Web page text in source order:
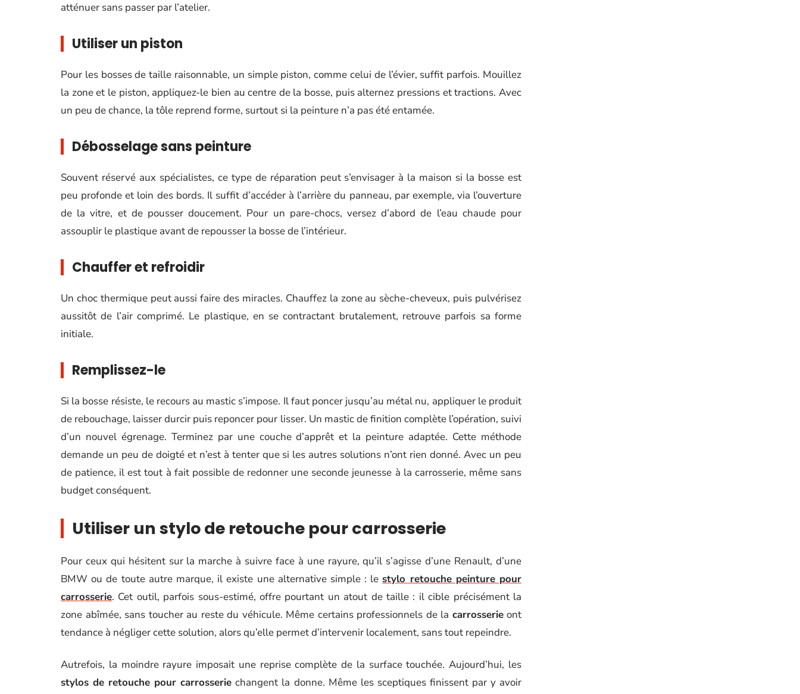
atténuer sans passer par l’atelier.
Utiliser un piston
Pour les bosses de taille raisonnable, un simple piston, comme celui de l’évier, suffit parfois. Mouillez
la zone et le piston, appliquez-le bien au centre de la bosse, puis alternez pressions et tractions. Avec
un peu de chance, la tôle reprend forme, surtout si la peinture n’a pas été entamée.
Débosselage sans peinture
Souvent réservé aux spécialistes, ce type de réparation peut s’envisager à la maison si la bosse est
peu profonde et loin des bords. Il suffit d’accéder à l’arrière du panneau, par exemple, via l’ouverture
de la vitre, et de pousser doucement. Pour un pare-chocs, versez d’abord de l’eau chaude pour
assouplir le plastique avant de repousser la bosse de l’intérieur.
Chauffer et refroidir
Un choc thermique peut aussi faire des miracles. Chauffez la zone au sèche-cheveux, puis pulvérisez
aussitôt de l’air comprimé. Le plastique, en se contractant brutalement, retrouve parfois sa forme
initiale.
Remplissez-le
Si la bosse résiste, le recours au mastic s’impose. Il faut poncer jusqu’au métal nu, appliquer le produit
de rebouchage, laisser durcir puis reponcer pour lisser. Un mastic de finition complète l’opération, suivi
d’un nouvel égrenage. Terminez par une couche d’apprêt et la peinture adaptée. Cette méthode
demande un peu de doigté et n’est à tenter que si les autres solutions n’ont rien donné. Avec un peu
de patience, il est tout à fait possible de redonner une seconde jeunesse à la carrosserie, même sans
budget conséquent.
Utiliser un stylo de retouche pour carrosserie
Pour ceux qui hésitent sur la marche à suivre face à une rayure, qu’il s’agisse d’une Renault, d’une
BMW ou de toute autre marque, il existe une alternative simple : le stylo retouche peinture pour
carrosserie. Cet outil, parfois sous-estimé, offre pourtant un atout de taille : il cible précisément la
zone abîmée, sans toucher au reste du véhicule. Même certains professionnels de la carrosserieont
tendance à négliger cette solution, alors qu’elle permet d’intervenir localement, sans tout repeindre.
Autrefois, la moindre rayure imposait une reprise complète de la surface touchée. Aujourd’hui, les
stylos de retouche pour carrosserie changent la donne. Même les sceptiques finissent par y avoir